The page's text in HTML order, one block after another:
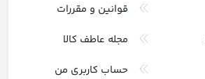
قوانین و مقررات
مجله عاطف کالا
حساب کاربری من